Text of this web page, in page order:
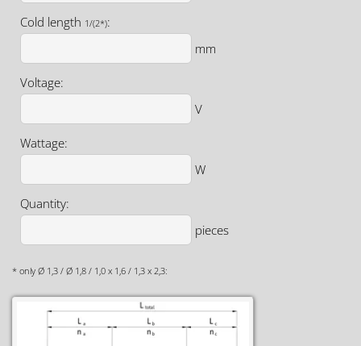
Cold length 1/(2*):
mm
Voltage:
V
Wattage:
W
Quantity:
pieces
* only Ø 1,3 / Ø 1,8 / 1,0 x 1,6 / 1,3 x 2,3: